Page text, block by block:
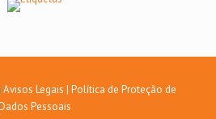
Avisos Legais | Política de Proteção de
Pessoais